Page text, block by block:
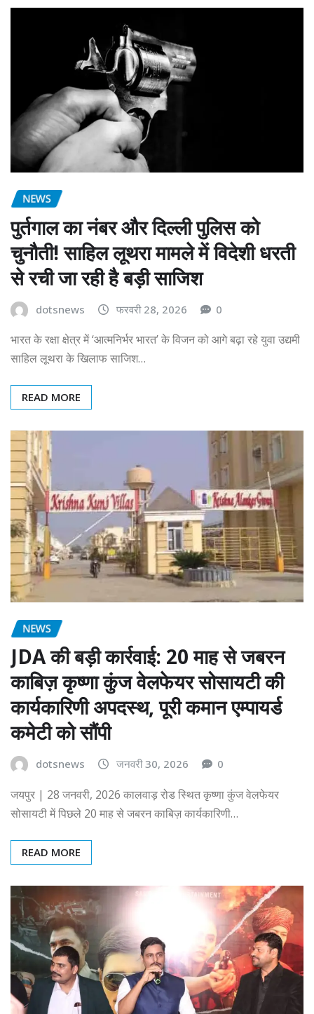
NEWS
पुर्तगाल का नंबर और दिल्ली पुलिस को
चुनौती! साहिल लूथरा मामले में विदेशी धरती
से रची जा रही है बड़ी साजिश
dotsnews फरवरी 28, 2026 0
भारत के रक्षा क्षेत्र में ‘आत्मनिर्भर भारत’ के विजन को आगे बढ़ा रहे युवा उद्यमी
साहिल लूथरा के खिलाफ साजिश…
READ MORE
NEWS
JDA की बड़ी कार्रवाई: 20 माह से जबरन
काबिज़ कृष्णा कुंज वेलफेयर सोसायटी की
कार्यकारिणी अपदस्थ, पूरी कमान एम्पायर्ड
कमेटी को सौंपी
dotsnews जनवरी 30, 2026 0
जयपुर | 28 जनवरी, 2026 कालवाड़ रोड स्थित कृष्णा कुंज वेलफेयर
सोसायटी में पिछले 20 माह से जबरन काबिज़ कार्यकारिणी…
READ MORE